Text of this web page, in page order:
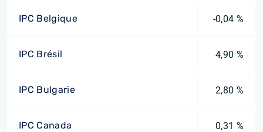
IPC Belgique -0,04 %
IPC Brésil 4,90 %
IPC Bulgarie 2,80 %
IPC Canada 0,31 %